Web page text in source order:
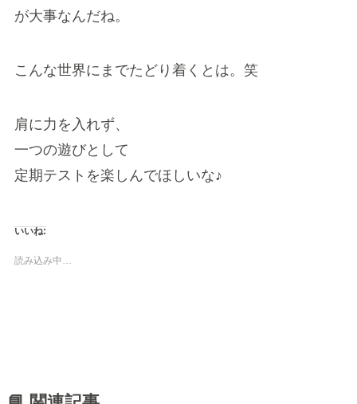
が大事なんだね。
こんな世界にまでたどり着くとは。笑
肩に力を入れず、
一つの遊びとして
定期テストを楽しんでほしいな♪
いいね:
読み込み中…